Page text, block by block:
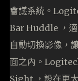
會議系統。
Bar Huddle ，
自動切換影像，
面之內。